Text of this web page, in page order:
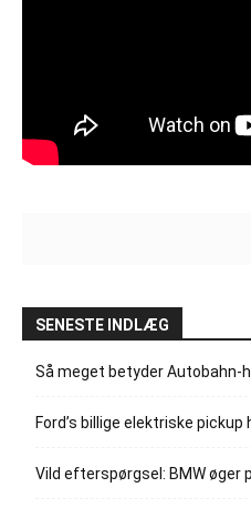
SENESTE INDLÆG
Så meget betyder
Ford’s billige elektriske pickup
Vild efterspørgsel: BMW øger